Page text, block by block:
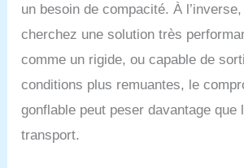
un besoin de compacité. À
cherchez une solution très
comme un rigide, ou capable de
conditions plus remuantes, le
gonflable peut peser davantage que
transport.